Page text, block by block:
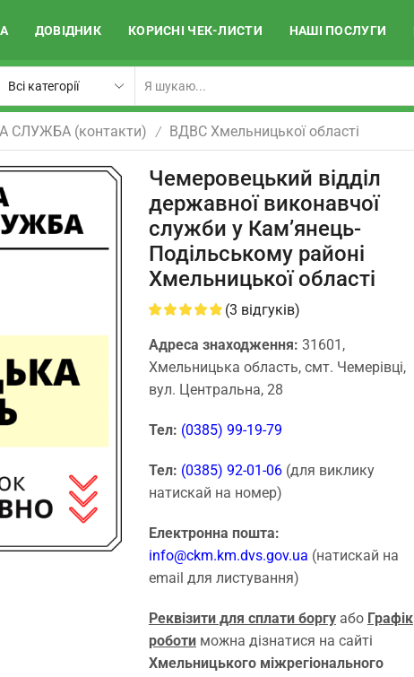
ДОВІДНИК КОРИСНІ ЧЕК-ЛИСТИ НАШІ ПОСЛУГИ
(контакти) / ВДВС Хмельницької області
Чемеровецький відділ
державної виконавчої
служби у Кам’янець-
Подільському районі
Хмельницької області
(3 відгуків)
Адреса знаходження: 31601,
Хмельницька область, смт. Чемерівці,
вул. Центральна, 28
Тел: (0385) 99-19-79
Тел: (0385) 92-01-06(для виклику
натискай на номер)
Електронна пошта:
info@ckm.km.dvs.gov.ua (натискай на
email для листування)
Реквізити для сплати боргуабо Графік
роботиможна дізнатися на сайті
Хмельницького міжрегіонального